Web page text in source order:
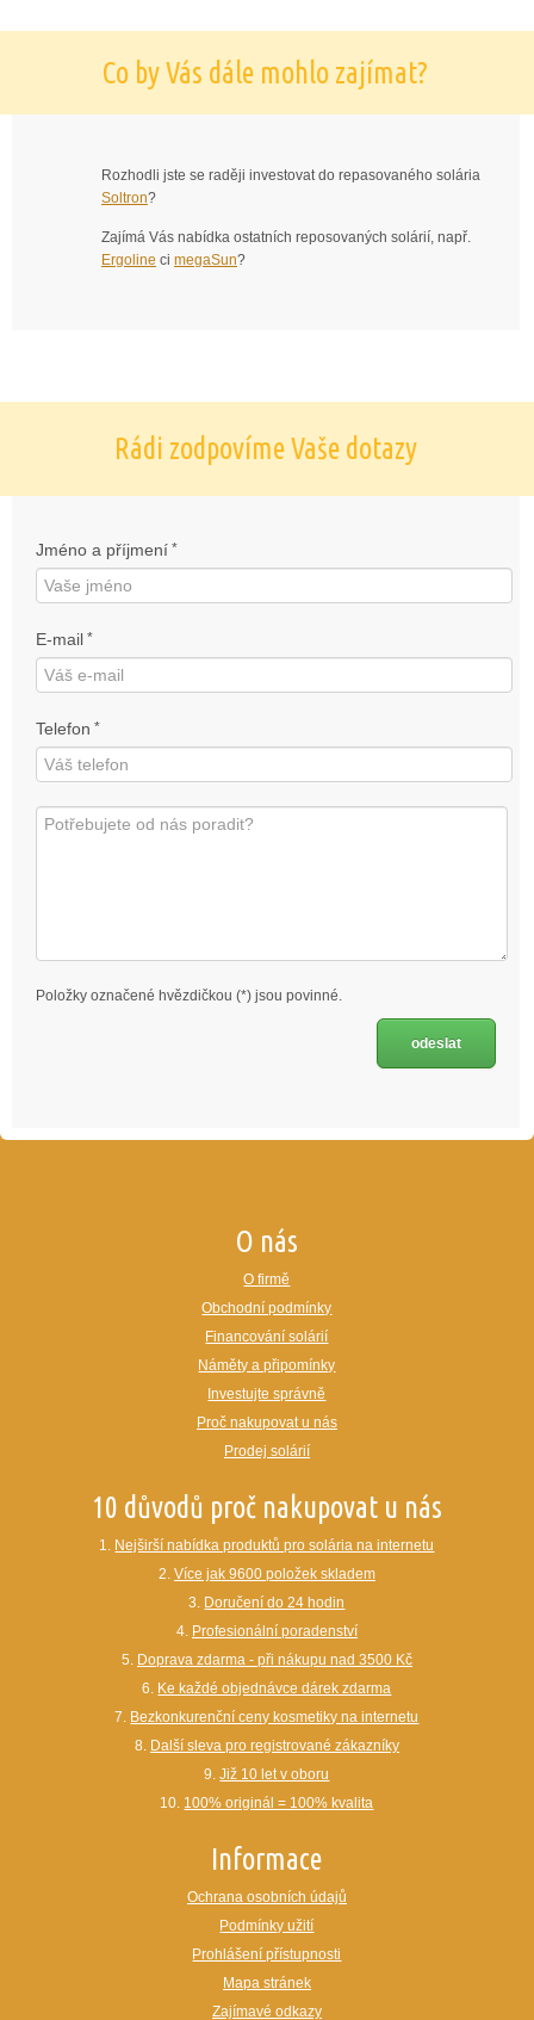
Co by Vás dále mohlo zajímat?
Rozhodli jste se raději investovat do repasovaného solária
Soltron?
Zajímá Vás nabídka ostatních reposovaných solárií, např.
Ergoline ci megaSun?
Rádi zodpovíme Vaše dotazy
Jméno a příjmení *
E-mail *
Telefon *
Položky označené hvězdičkou (*) jsou povinné.
O nás
O firmě
Obchodní podmínky
Financování solárií
Náměty a připomínky
Investujte správně
Proč nakupovat u nás
Prodej solárií
10 důvodů proč nakupovat u nás
1. Nejširší nabídka produktů pro solária na internetu
2. Více jak 9600 položek skladem
3. Doručení do 24 hodin
4. Profesionální poradenství
5. Doprava zdarma - při nákupu nad 3500 Kč
6. Ke každé objednávce dárek zdarma
7. Bezkonkurenční ceny kosmetiky na internetu
8. Další sleva pro registrované zákazníky
9.Již 10 let v oboru
10. 100% originál = 100% kvalita
Informace
Ochrana osobních údajů
Podmínky užití
Prohlášení přístupnosti
Mapa stránek
Zajímavé odkazy